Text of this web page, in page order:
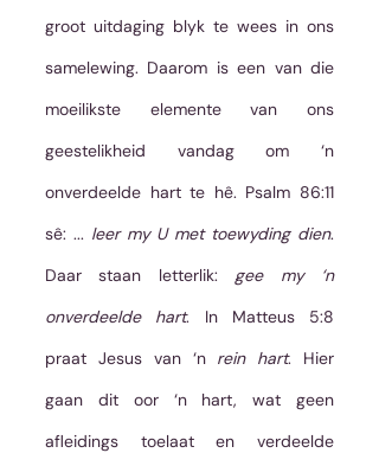
groot uitdaging blyk te wees in ons
samelewing. Daarom is een van die
moeilikste elemente van ons
geestelikheid vandag om ‘n
onverdeelde hart te hê. Psalm 86:11
sê: ... leer my U met toewyding dien.
Daar staan letterlik: gee my ‘n
onverdeelde hart. In Matteus 5:8
praat Jesus van ‘n rein hart. Hier
gaan dit oor ‘n hart, wat geen
afleidings toelaat en verdeelde